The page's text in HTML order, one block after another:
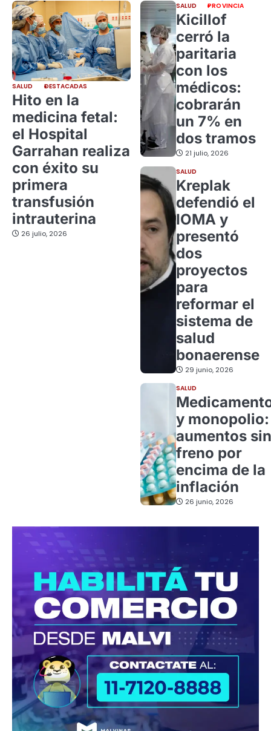
SALUD DESTACADAS
Hito en la
medicina fetal:
el Hospital
Garrahan realiza
con éxito su
primera
transfusión
intrauterina
26 julio, 2026
SALUD PROVINCIA
Kicillof
cerró la
paritaria
con los
médicos:
cobrarán
un 7% en
dos tramos
21 julio, 2026
SALUD
Kreplak
defendió el
IOMA y
presentó
dos
proyectos
para
reformar el
sistema de
salud
bonaerense
29 junio, 2026
SALUD
y monopolio:
aumentos sin
freno por
encima de la
inflación
26 junio, 2026